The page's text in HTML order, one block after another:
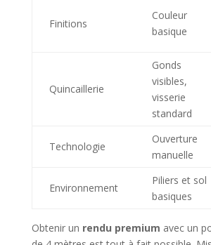
Finitions
Couleur
basique
Quincaillerie
Gonds
visibles,
visserie
standard
Technologie
Ouverture
manuelle
Environnement
Piliers et sol
basiques
Obtenir un rendu premium avec un